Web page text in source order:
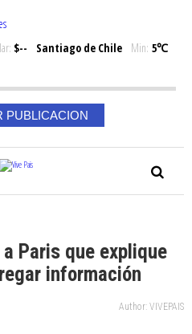
$-- Santiago de Chile Min: 5℃
PUBLICACION
Paris que explique
información
Author: VIVEPAIS